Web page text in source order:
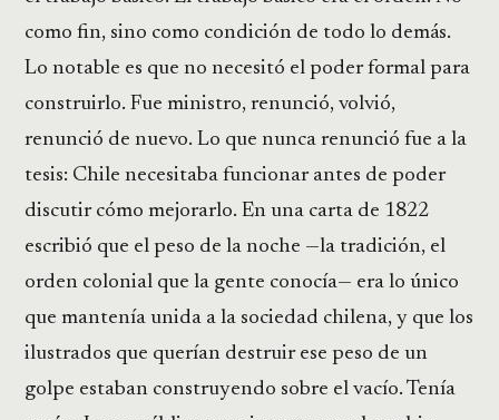
como fin, sino como condición de todo lo demás.
Lo notable es que no necesitó el poder formal para
construirlo. Fue ministro, renunció, volvió,
renunció de nuevo. Lo que nunca renunció fue a la
tesis: Chile necesitaba funcionar antes de poder
discutir cómo mejorarlo. En una carta de 1822
escribió que el peso de la noche —la tradición, el
orden colonial que la gente conocía— era lo único
que mantenía unida a la sociedad chilena, y que los
ilustrados que querían destruir ese peso de un
golpe estaban construyendo sobre el vacío. Tenía